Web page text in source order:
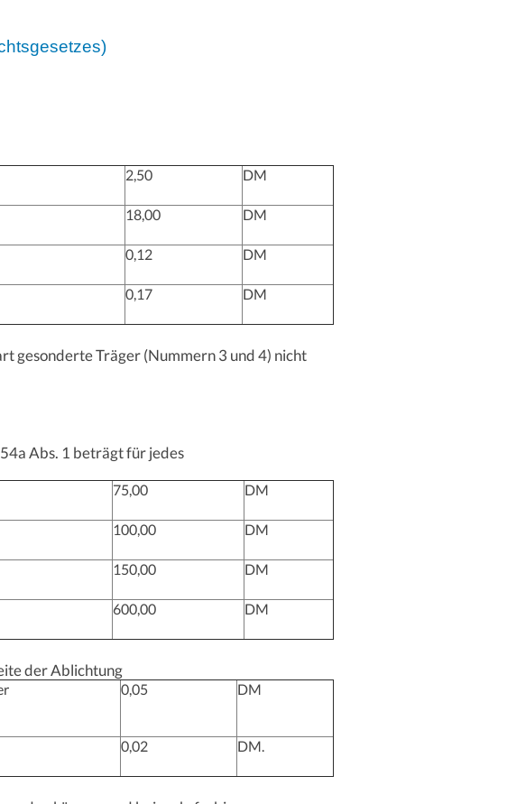
2,50 DM
18,00 DM
0,12 DM
0,17 DM
gesonderte Träger (Nummern 3 und 4) nicht
Abs. 1 beträgt für jedes
75,00 DM
100,00 DM
150,00 DM
600,00 DM
der Ablichtung
0,05 DM
0,02 DM.